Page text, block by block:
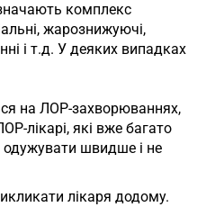
комплекс
жарознижуючі,
і т.д. У деяких випадках
на ЛОР-захворюваннях,
лікарі, які вже багато
швидше і не
лікаря додому.